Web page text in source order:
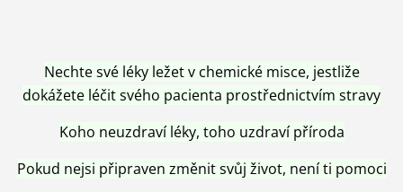
Nechte své léky ležet v chemické misce, jestliže
dokážete léčit svého pacienta prostřednictvím stravy
Koho neuzdraví léky, toho uzdraví příroda
Pokud nejsi připraven změnit svůj život, není ti pomoci